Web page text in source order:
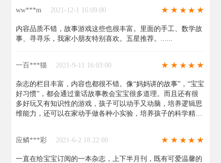
ww***m 2021-12-1 16:09:00
内容品质不错，故事游戏这些也很丰富。里面的手工、数学故
事、寻寻乐，我家小朋友特别喜欢。五星推荐。......
一百***猫 2021-9-11 16:03:00
杂志的栏目丰富，内容也都很不错。像“妈妈讲的故事”，“宝宝
好习惯”，都会通过童话故事教会宝宝很多道理。而且还有很
多好玩又有知识性的游戏，孩子可以动手又动脑，培养逻辑思
维能力，还可以在家动手做各种小实验，培养孩子的科学精
应鳞***彩 2021-6-2 18:22:00
一直在给宝宝订阅的一本杂志，上下半月刊，既有可爱温馨的